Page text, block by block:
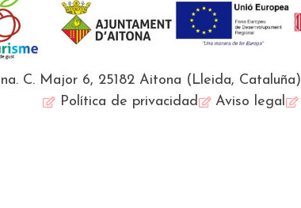
C. Major 6, 25182 Aitona (Lleida, Cataluña)
Política de privacidad
Aviso legal